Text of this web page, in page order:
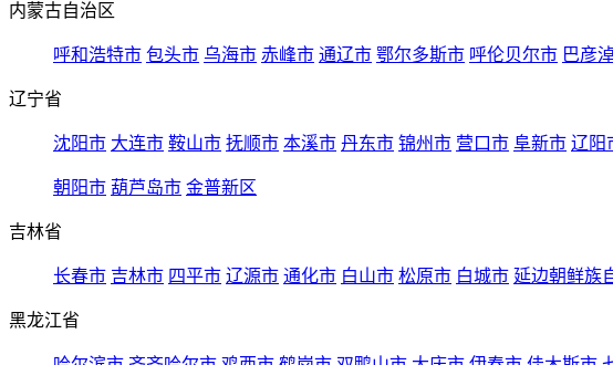
内蒙古自治区
呼和浩特市 包头市 乌海市 赤峰市 通辽市 鄂尔多斯市 呼伦贝尔市 巴彦
辽宁省
沈阳市 大连市 鞍山市 抚顺市 本溪市 丹东市 锦州市 营口市 阜新市 辽阳
朝阳市 葫芦岛市 金普新区
吉林省
长春市 吉林市 四平市 辽源市 通化市 白山市 松原市 白城市 延边朝鲜族
黑龙江省